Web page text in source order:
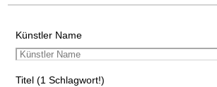
Künstler Name
Titel (1 Schlagwort!)